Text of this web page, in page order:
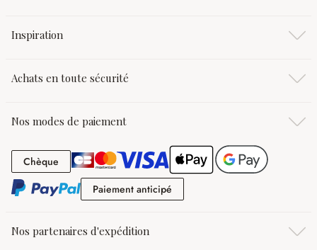
Inspiration
Achats en toute sécurité
Nos modes de paiement
Chèque Chèque
Paiement anticipé
Nos partenaires d'expédition